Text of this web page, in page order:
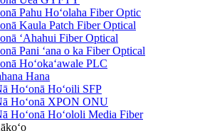
Pahu Hoʻolaha Fiber Optic
Kaula Patch Fiber Optical
ʻAhahui Fiber Optical
Pani ʻana o ka Fiber Optical
Hoʻokaʻawale PLC
Hana
Hoʻonā Hoʻoili SFP
Hoʻonā XPON ONU
Hoʻonā Hoʻololi Media Fiber